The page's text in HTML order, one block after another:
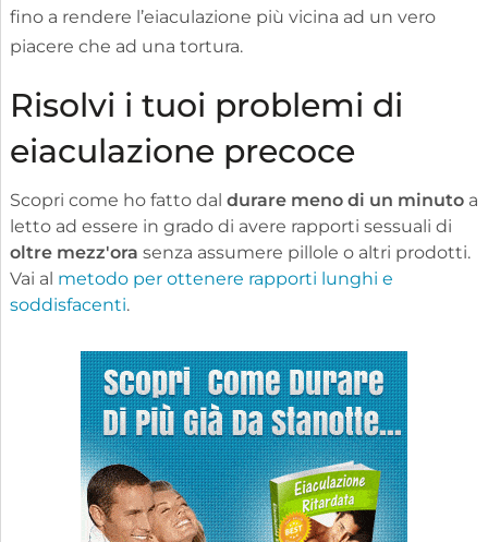
fino a rendere l’eiaculazione più vicina ad un vero
piacere che ad una tortura.
Risolvi i tuoi problemi di
eiaculazione precoce
Scopri come ho fatto dal durare meno di un minutoa
letto ad essere in grado di avere rapporti sessuali di
oltre mezz'ora senza assumere pillole o altri prodotti.
Vai al metodo per ottenere rapporti lunghi e
soddisfacenti.